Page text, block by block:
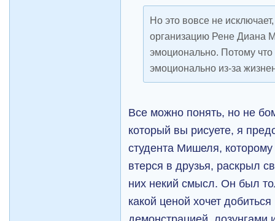
Но это вовсе не
организацию Рене Диана
эмоционально. Потому
эмоционально из-за
Все можно понять, но не
который вы рисуете, я
студента Мишеля,
втерся в друзья, раскрыл
них некий смысл. Он был
какой ценой хочет